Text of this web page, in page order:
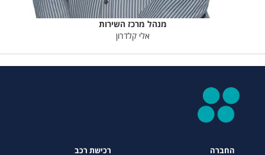
מנהל מרכז השירות
אלי קלדרון
החברה רכישת רכב